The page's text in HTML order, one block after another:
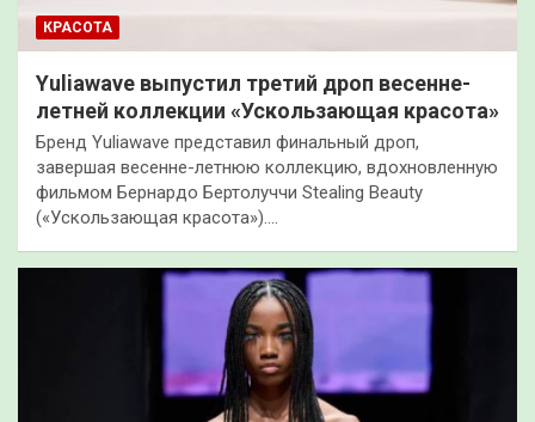
КРАСОТА
Yuliawave выпустил третий дроп весенне-
летней коллекции «Ускользающая красота»
Бренд Yuliawave представил финальный дроп,
завершая весенне-летнюю коллекцию, вдохновленную
фильмом Бернардо Бертолуччи Stealing Beauty
(«Ускользающая красота»).…